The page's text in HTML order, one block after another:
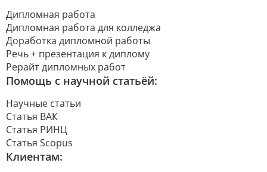
Дипломная работа
Дипломная работа для колледжа
Доработка дипломной работы
Речь + презентация к диплому
Рерайт дипломных работ
Помощь с научной статьёй:
Научные статьи
Статья ВАК
Статья РИНЦ
Статья Scopus
Клиентам: